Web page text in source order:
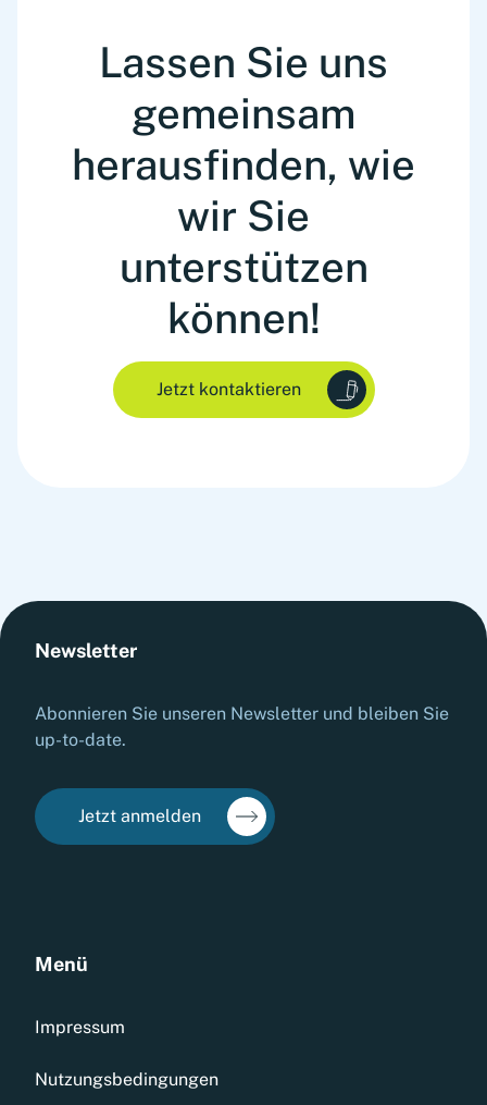
Lassen Sie uns
gemeinsam
herausfinden, wie
wir Sie
unterstützen
können!
Jetzt kontaktieren
Menü
Impressum
Nutzungsbedingungen
Newsletter
Abonnieren Sie unseren Newsletter und bleiben Sie
up-to-date.
Jetzt anmelden